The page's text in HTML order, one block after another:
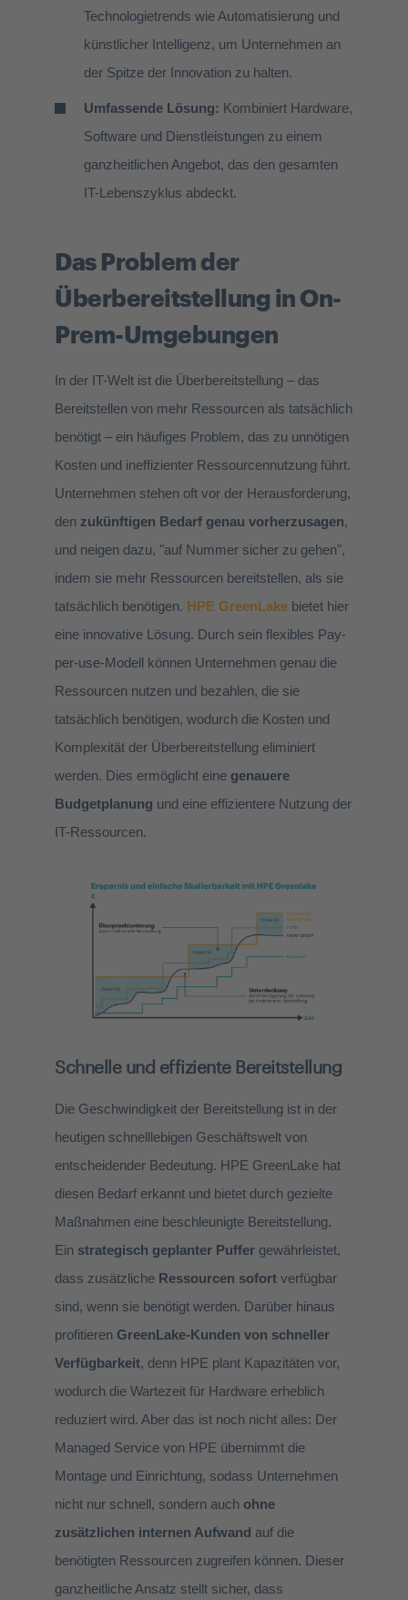
Technologietrends wie Automatisierung und
künstlicher Intelligenz, um Unternehmen an
der Spitze der Innovation zu halten.
Umfassende Lösung: Kombiniert Hardware,
Software und Dienstleistungen zu einem
ganzheitlichen Angebot, das den gesamten
IT-Lebenszyklus abdeckt.
Das Problem der
Überbereitstellung in On-
Prem-Umgebungen
In der IT-Welt ist die Überbereitstellung – das
Bereitstellen von mehr Ressourcen als tatsächlich
benötigt – ein häufiges Problem, das zu unnötigen
Kosten und ineffizienter Ressourcennutzung führt.
Unternehmen stehen oft vor der Herausforderung,
den zukünftigen Bedarf genau vorherzusagen,
und neigen dazu, "auf Nummer sicher zu gehen",
indem sie mehr Ressourcen bereitstellen, als sie
tatsächlich benötigen. HPE GreenLake bietet hier
eine innovative Lösung. Durch sein flexibles Pay-
per-use-Modell können Unternehmen genau die
Ressourcen nutzen und bezahlen, die sie
tatsächlich benötigen, wodurch die Kosten und
Komplexität der Überbereitstellung eliminiert
werden. Dies ermöglicht eine genauere
Budgetplanung und eine effizientere Nutzung der
IT-Ressourcen.
Schnelle und effiziente Bereitstellung
Die Geschwindigkeit der Bereitstellung ist in der
heutigen schnelllebigen Geschäftswelt von
entscheidender Bedeutung. HPE GreenLake hat
diesen Bedarf erkannt und bietet durch gezielte
Maßnahmen eine beschleunigte Bereitstellung.
Ein strategisch geplanter Puffer gewährleistet,
dass zusätzliche Ressourcen sofort verfügbar
sind, wenn sie benötigt werden. Darüber hinaus
profitieren GreenLake-Kunden von schneller
Verfügbarkeit, denn HPE plant Kapazitäten vor,
wodurch die Wartezeit für Hardware erheblich
reduziert wird. Aber das ist noch nicht alles: Der
Managed Service von HPE übernimmt die
Montage und Einrichtung, sodass Unternehmen
nicht nur schnell, sondern auch ohne
zusätzlichen internen Aufwand auf die
benötigten Ressourcen zugreifen können. Dieser
ganzheitliche Ansatz stellt sicher, dass